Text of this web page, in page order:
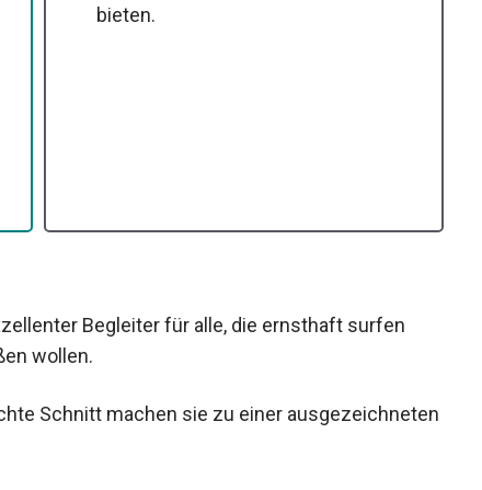
bieten.
Begleiter für alle, die ernsthaft surfen
wollen.
Schnitt machen sie zu einer ausgezeichneten